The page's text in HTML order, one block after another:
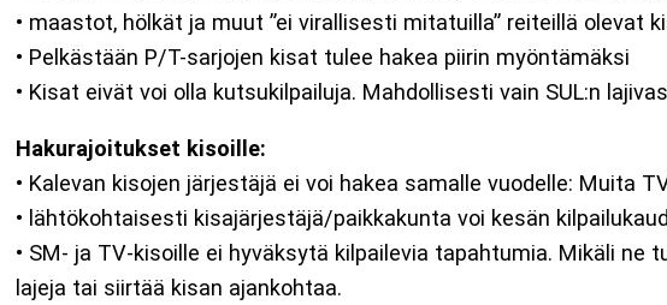
• maastot, hölkät ja muut ”ei virallisesti mitatuilla” reiteillä olevat
• Pelkästään P/T-sarjojen kisat tulee hakea piirin myöntämäksi
• Kisat eivät voi olla kutsukilpailuja. Mahdollisesti vain SUL:n
Hakurajoitukset kisoille:
• Kalevan kisojen järjestäjä ei voi hakea samalle vuodelle: Muita
• lähtökohtaisesti kisajärjestäjä/paikkakunta voi kesän
• SM- ja TV-kisoille ei hyväksytä kilpailevia tapahtumia. Mikäli
lajeja tai siirtää kisan ajankohtaa.